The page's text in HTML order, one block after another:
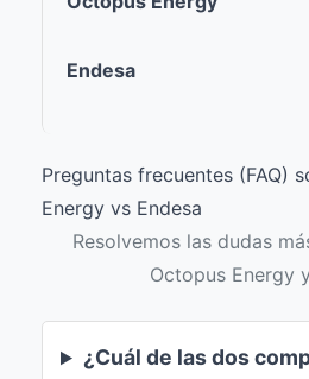
Preguntas frecuentes (FAQ)
Energy vs Endesa
Resolvemos las dudas
Octopus Energy
¿Cuál de las dos